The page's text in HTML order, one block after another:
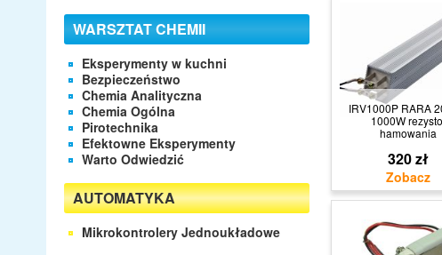
WARSZTAT CHEMII
Eksperymenty w kuchni
Bezpieczeństwo
Chemia Analityczna
Chemia Ogólna
Pirotechnika
Efektowne Eksperymenty
Warto Odwiedzić
AUTOMATYKA
Mikrokontrolery Jednoukładowe
IRV1000P RARA
1000W
hamowania
320 zł